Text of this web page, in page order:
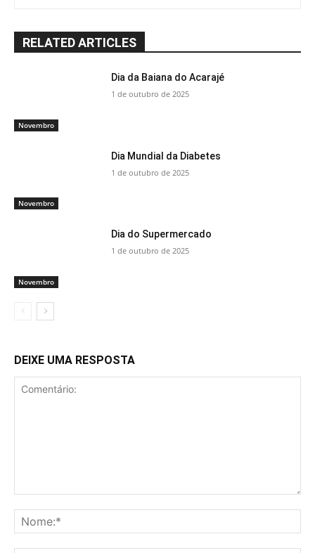
RELATED ARTICLES
Novembro
Dia da Baiana do Acarajé
1 de outubro de 2025
Novembro
Dia Mundial da Diabetes
1 de outubro de 2025
Novembro
Dia do Supermercado
1 de outubro de 2025
DEIXE UMA RESPOSTA